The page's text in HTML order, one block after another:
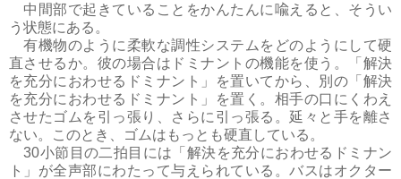
中間部で起きていることをかんたんに喩えると、そうい
う状態にある。
有機物のように柔軟な調性システムをどのようにして硬
直させるか。彼の場合はドミナントの機能を使う。「解決
を充分におわせるドミナント」を置いてから、別の「解決
を充分におわせるドミナント」を置く。相手の口にくわえ
させたゴムを引っ張り、さらに引っ張る。延々と手を離さ
ない。このとき、ゴムはもっとも硬直している。
30小節目の二拍目には「解決を充分におわせるドミナン
ト」が全声部にわたって与えられている。バスはオクター